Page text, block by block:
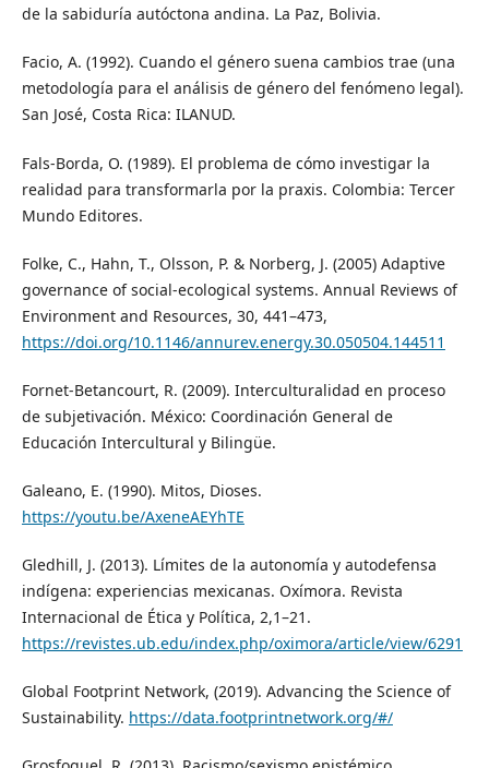
de la sabiduría autóctona andina. La Paz, Bolivia.
Facio, A. (1992). Cuando el género suena cambios trae (una
metodología para el análisis de género del fenómeno legal).
San José, Costa Rica: ILANUD.
Fals-Borda, O. (1989). El problema de cómo investigar la
realidad para transformarla por la praxis. Colombia: Tercer
Mundo Editores.
Folke, C., Hahn, T., Olsson, P. & Norberg, J. (2005) Adaptive
governance of social-ecological systems. Annual Reviews of
Environment and Resources, 30, 441–473,
https://doi.org/10.1146/annurev.energy.30.050504.144511
Fornet-Betancourt, R. (2009). Interculturalidad en proceso
de subjetivación. México: Coordinación General de
Educación Intercultural y Bilingüe.
Galeano, E. (1990). Mitos, Dioses.
https://youtu.be/AxeneAEYhTE
Gledhill, J. (2013). Límites de la autonomía y autodefensa
indígena: experiencias mexicanas. Oxímora. Revista
Internacional de Ética y Política, 2,1–21.
https://revistes.ub.edu/index.php/oximora/article/view/6291
Global Footprint Network, (2019). Advancing the Science of
Sustainability. https://data.footprintnetwork.org/#/